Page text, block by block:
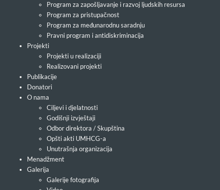
Program za zapošljavanje i razvoj ljudskih resursa
Program za pristupačnost
Program za međunarodnu saradnju
Pravni program i antidiskriminacija
Projekti
Projekti u realizaciji
Realizovani projekti
Publikacije
Donatori
O nama
Ciljevi i djelatnosti
Godišnji izvještaji
Odbor direktora / Skupština
Opšti akti UMHCG-a
Unutrašnja organizacija
Menadžment
Galerija
Galerije fotografija